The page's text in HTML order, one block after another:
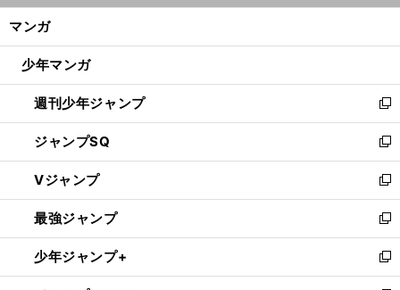
ン
ウ
開
く
マンガ
少年マンガ
週刊少年ジャンプ
新
し
い
ウ
ィ
ン
ド
ウ
で
開
ジャンプSQ
新
し
い
ウ
ィ
ン
ド
ウ
Vジャンプ
新
し
い
ウ
ィ
ン
最強ジャンプ
新
し
い
ウ
少年ジャンプ+
新
し